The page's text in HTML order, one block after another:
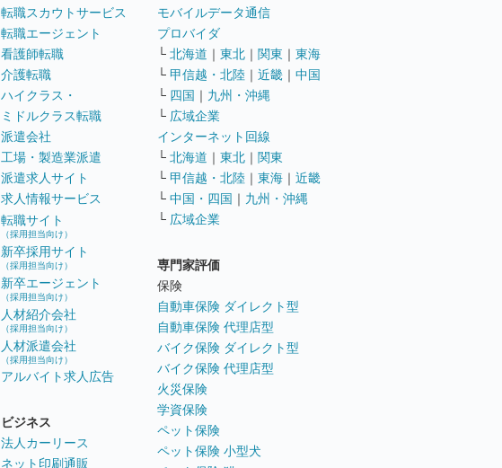
転職スカウトサービス
転職エージェント
看護師転職
介護転職
ハイクラス・
ミドルクラス転職
派遣会社
工場・製造業派遣
派遣求人サイト
求人情報サービス
転職サイト
（採用担当向け）
新卒採用サイト
（採用担当向け）
新卒エージェント
（採用担当向け）
人材紹介会社
（採用担当向け）
人材派遣会社
（採用担当向け）
アルバイト求人広告
ビジネス
法人カーリース
ネット印刷通販
モバイルデータ通信
プロバイダ
└ 北海道 ｜ 東北 ｜ 関東 ｜ 東海
└ 甲信越・北陸 ｜ 近畿 ｜ 中国
└ 四国 ｜ 九州・沖縄
└ 広域企業
インターネット回線
└ 北海道 ｜ 東北 ｜ 関東
└ 甲信越・北陸 ｜ 東海 ｜ 近畿
└ 中国・四国 ｜ 九州・沖縄
└ 広域企業
専門家評価
保険
自動車保険 ダイレクト型
自動車保険 代理店型
バイク保険 ダイレクト型
バイク保険 代理店型
火災保険
学資保険
ペット保険
ペット保険 小型犬